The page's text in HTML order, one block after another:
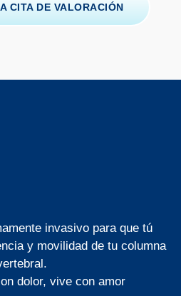
CITA DE VALORACIÓN
invasivo para que tú
y movilidad de tu columna
dolor, vive con amor